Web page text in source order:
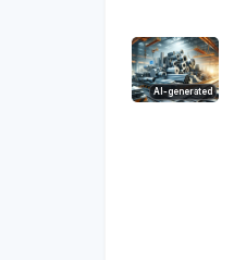
AI-generated